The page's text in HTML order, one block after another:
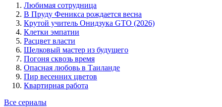
Любимая сотрудница
В Пруду Феникса рождается весна
Крутой учитель Онидзука GTO (2026)
Клетки эмпатии
Расцвет власти
Шелковый мастер из будущего
Погоня сквозь время
Опасная любовь в Таиланде
Пир весенних цветов
Квартирная работа
Все сериалы